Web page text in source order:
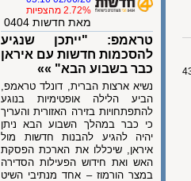
2.72% מהצפיות
מאת חדשות 0404
טראמפ: "ייתכן שנגיע
להסכמות חדשות עם איראן
כבר בשבוע הבא" »»
נשיא ארצות הברית, דונלד טראמפ,
הביע הלילה אופטימיות בנוגע
להתפתחויות בזירה האזורית והעריך
כי כבר במהלך השבוע הבא ניתן
יהיה להגיע להבנות חדשות מול
איראן, שיכללו את הארכת הפסקת
האש ואת חידוש הפעילות הסדירה
במצר הורמוז – אחד מנתיבי השיט